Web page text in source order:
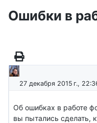
Ошибки в
27 декабря 2015 г.,
Об ошибках в работе
вы пытались сделать,